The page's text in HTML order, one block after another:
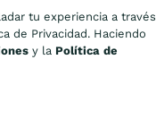
tu experiencia a través
de Privacidad. Haciendo
y la Política de